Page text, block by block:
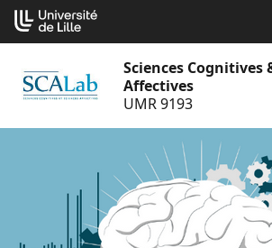
Aller
au
contenu
Sciences Cognitives
Affectives
UMR 9193
Cookies management panel